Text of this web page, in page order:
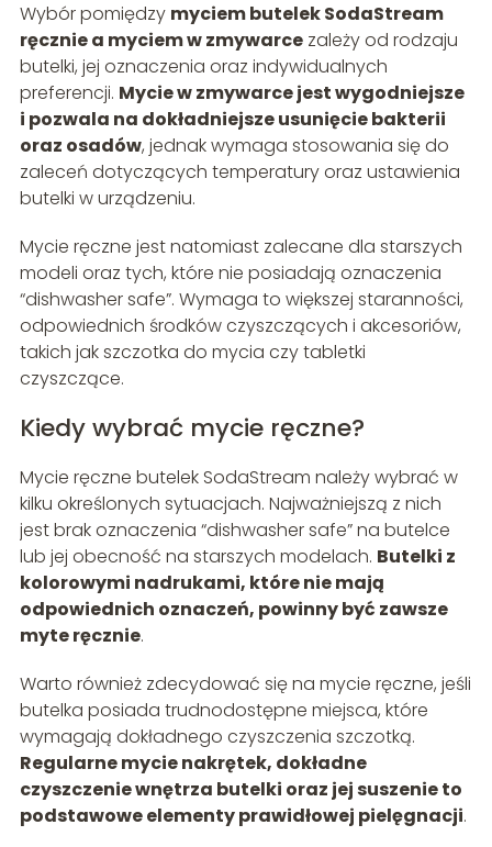
Wybór pomiędzy myciem butelek SodaStream
ręcznie a myciem w zmywarcezależy od rodzaju
butelki, jej oznaczenia oraz indywidualnych
preferencji. Mycie w zmywarce jest wygodniejsze
i pozwala na dokładniejsze usunięcie bakterii
oraz osadów, jednak wymaga stosowania się do
zaleceń dotyczących temperatury oraz ustawienia
butelki w urządzeniu.
Mycie ręczne jest natomiast zalecane dla starszych
modeli oraz tych, które nie posiadają oznaczenia
“dishwasher safe”. Wymaga to większej staranności,
odpowiednich środków czyszczących i akcesoriów,
takich jak szczotka do mycia czy tabletki
czyszczące.
Kiedy wybrać mycie ręczne?
Mycie ręczne butelek SodaStream należy wybrać w
kilku określonych sytuacjach. Najważniejszą z nich
jest brak oznaczenia “dishwasher safe” na butelce
lub jej obecność na starszych modelach. Butelki z
kolorowymi nadrukami, które nie mają
odpowiednich oznaczeń, powinny być zawsze
myte ręcznie.
Warto również zdecydować się na mycie ręczne, jeśli
butelka posiada trudnodostępne miejsca, które
wymagają dokładnego czyszczenia szczotką.
Regularne mycie nakrętek, dokładne
czyszczenie wnętrza butelki oraz jej suszenie to
podstawowe elementy prawidłowej pielęgnacji.